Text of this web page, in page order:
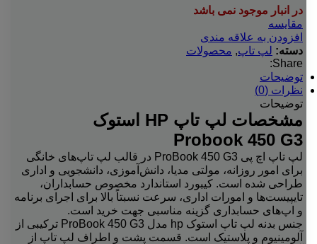
در انبار موجود نمی باشد
مقایسه
افزودن به علاقه مندی
دسته: لپ تاپ, محصولات
Share:
توضیحات
نظرات (0)
توضیحات
مشخصات لپ تاپ HP استوک
Probook 450 G3
لپ تاپ اچ پی ProBook 450 G3 در قالب لپ تاپ‌های خانگی
برای امور روزانه، مولتی مدیا، دانش‌آموزی، دانشجویی و اداری
طراحی شده است. کیبورد استاندارد مخصوص حسابداران،
تایپیست‌ها و امورات اداری، سرعت نسبتاً بالا برای اجرای برنامه‌
و اپ‌های حسابداری گزینه‌ مناسبی جهت خرید است.
جنس بدنه‌ لپ تاپ استوک hp مدل ProBook 450 G3 ترکیبی از
آلومینیوم و پلاستیک است. قسمت پشت و اطراف لپ تاپ از